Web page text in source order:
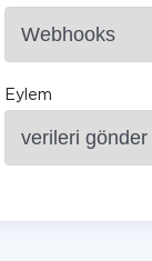
Eylem